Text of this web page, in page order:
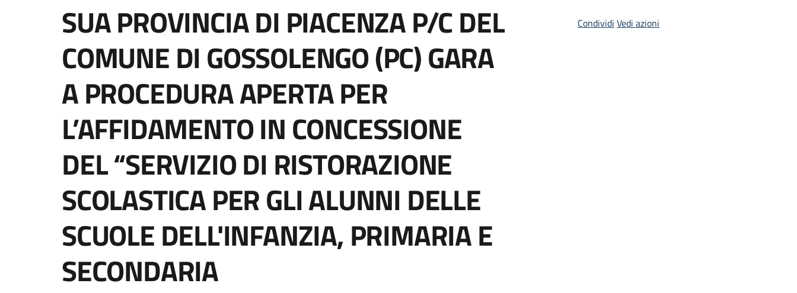
SUA PROVINCIA DI PIACENZA P/C DEL
COMUNE DI GOSSOLENGO (PC) GARA
A PROCEDURA APERTA PER
L’AFFIDAMENTO IN CONCESSIONE
DEL “SERVIZIO DI RISTORAZIONE
SCOLASTICA PER GLI ALUNNI DELLE
SCUOLE DELL'INFANZIA, PRIMARIA E
SECONDARIA
Condividi Vedi azioni